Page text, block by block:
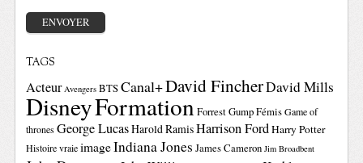
TAGS
Acteur Avengers BTSCanal+David FincherDavid Mills
DisneyFormationForrest GumpFémis Game of
thrones George LucasHarold RamisHarrison FordHarry Potter
Histoire vraie imageIndiana Jones James Cameron Jim Broadbent